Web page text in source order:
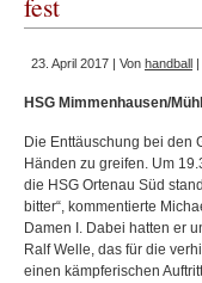
23. April 2017 | Von handball
HSG Mimmenhausen/
Die Enttäuschung bei den
Händen zu greifen. Um
die HSG Ortenau Süd
bitter“, kommentierte
Damen I. Dabei hatten er
Ralf Welle, das für die
einen kämpferischen